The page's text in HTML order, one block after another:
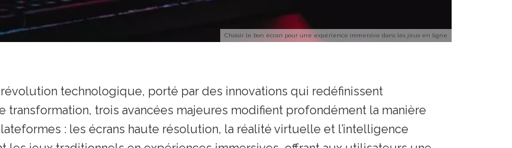
Choisir le bon écran pour une expérience immersive dans les jeux en ligne
technologique, porté par des innovations qui redéfinissent
trois avancées majeures modifient profondément la manière
: les écrans haute résolution, la réalité virtuelle et l’intelligence